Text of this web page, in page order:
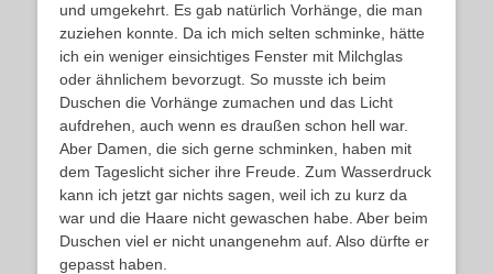
und umgekehrt. Es gab natürlich Vorhänge, die man
zuziehen konnte. Da ich mich selten schminke, hätte
ich ein weniger einsichtiges Fenster mit Milchglas
oder ähnlichem bevorzugt. So musste ich beim
Duschen die Vorhänge zumachen und das Licht
aufdrehen, auch wenn es draußen schon hell war.
Aber Damen, die sich gerne schminken, haben mit
dem Tageslicht sicher ihre Freude. Zum Wasserdruck
kann ich jetzt gar nichts sagen, weil ich zu kurz da
war und die Haare nicht gewaschen habe. Aber beim
Duschen viel er nicht unangenehm auf. Also dürfte er
gepasst haben.